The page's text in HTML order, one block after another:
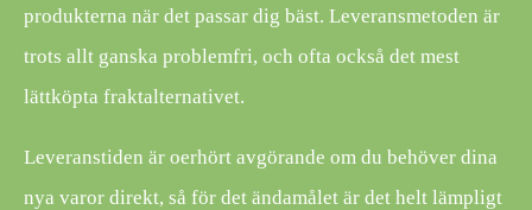
produkterna när det passar dig bäst. Leveransmetoden är
trots allt ganska problemfri, och ofta också det mest
lättköpta fraktalternativet.
Leveranstiden är oerhört avgörande om du behöver dina
nya varor direkt, så för det ändamålet är det helt lämpligt